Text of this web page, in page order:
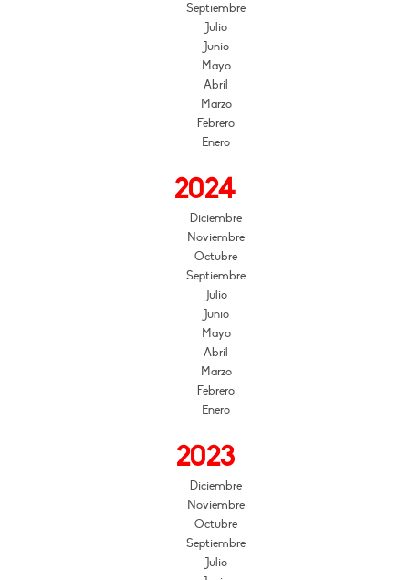
Septiembre
Julio
Junio
Mayo
Abril
Marzo
Febrero
Enero
2024
Diciembre
Noviembre
Octubre
Septiembre
Julio
Junio
Mayo
Abril
Marzo
Febrero
Enero
2023
Diciembre
Noviembre
Octubre
Septiembre
Julio